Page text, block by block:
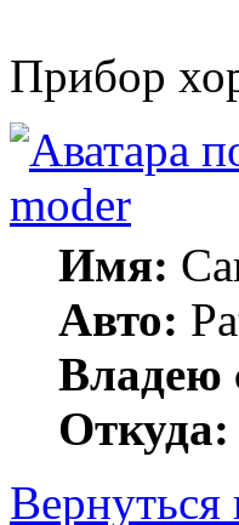
Прибор
moder
Имя:
Авто:
Владею
Откуда:
Вернуться